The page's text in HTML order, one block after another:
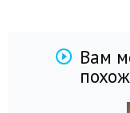
Вам